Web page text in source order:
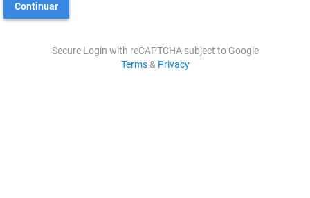
Continuar
Secure Login with reCAPTCHA subject to Google
Terms& Privacy